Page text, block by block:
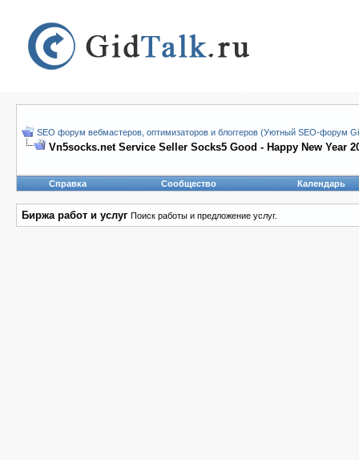
SEO форум вебмастеров, оптимизаторов и блоггеров (Уютный SEO-форум
Vn5socks.net Service Seller Socks5 Good - Happy New Year
Справка Сообщество Календарь
Биржа работ и услуг Поиск работы и предложение услуг.